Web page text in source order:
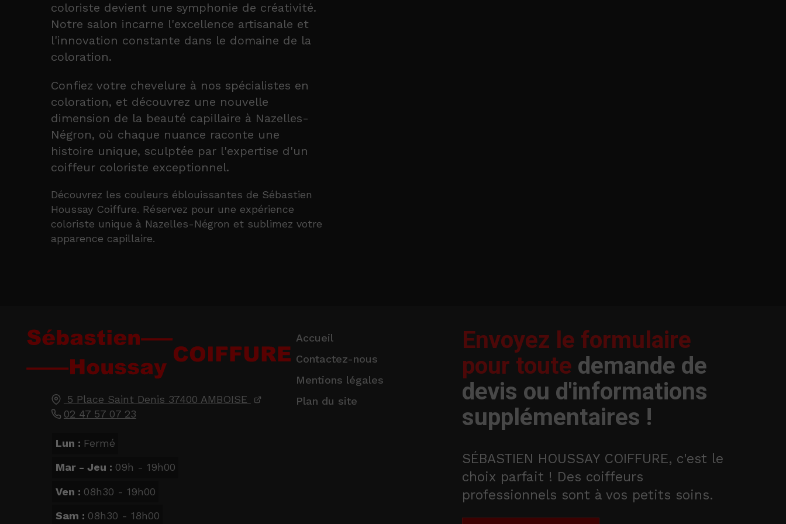
coloriste devient une symphonie de créativité.
Notre salon incarne l'excellence artisanale et
l'innovation constante dans le domaine de la
coloration.
Confiez votre chevelure à nos spécialistes en
coloration, et découvrez une nouvelle
dimension de la beauté capillaire à Nazelles-
Négron, où chaque nuance raconte une
histoire unique, sculptée par l'expertise d'un
coiffeur coloriste exceptionnel.
Découvrez les couleurs éblouissantes de Sébastien
Houssay Coiffure. Réservez pour une expérience
coloriste unique à Nazelles-Négron et sublimez votre
apparence capillaire.
5 Place Saint Denis 37400 AMBOISE
02 47 57 07 23
Lun : Fermé
Mar - Jeu : 09h - 19h00
Ven : 08h30 - 19h00
Sam : 08h30 - 18h00
Accueil
Contactez-nous
Mentions légales
Plan du site
Envoyez le formulaire
pour toute demande de
devis ou d'informations
supplémentaires !
SÉBASTIEN HOUSSAY COIFFURE, c'est le
choix parfait ! Des coiffeurs
professionnels sont à vos petits soins.